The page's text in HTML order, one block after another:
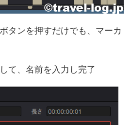
タンを押すだけでも、マーカ
て、名前を入力し完了